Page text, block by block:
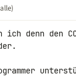
ich denn den